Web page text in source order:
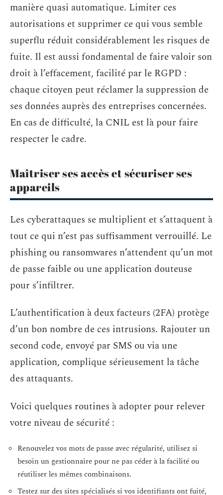
manière quasi automatique. Limiter ces
autorisations et supprimer ce qui vous semble
superflu réduit considérablement les risques de
fuite. Il est aussi fondamental de faire valoir son
droit à l’effacement, facilité par le RGPD :
chaque citoyen peut réclamer la suppression de
ses données auprès des entreprises concernées.
En cas de difficulté, la CNIL est là pour faire
respecter le cadre.
Maîtriser ses accès et sécuriser ses
appareils
Les cyberattaques se multiplient et s’attaquent à
tout ce qui n’est pas suffisamment verrouillé. Le
phishing ou ransomwares n’attendent qu’un mot
de passe faible ou une application douteuse
pour s’infiltrer.
L’authentification à deux facteurs (2FA) protège
d’un bon nombre de ces intrusions. Rajouter un
second code, envoyé par SMS ou via une
application, complique sérieusement la tâche
des attaquants.
Voici quelques routines à adopter pour relever
votre niveau de sécurité :
Renouvelez vos mots de passe avec régularité, utilisez si
besoin un gestionnaire pour ne pas céder à la facilité ou
réutiliser les mêmes combinaisons.
Testez sur des sites spécialisés si vos identifiants ont fuité,